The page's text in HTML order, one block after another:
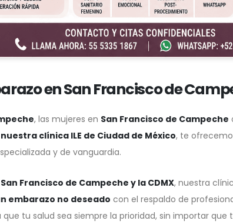
en San Francisco de
, las mujeres en San Francisco de Campeche
nuestra clínica ILE de Ciudad de México, te
y de vanguardia.
San Francisco de Campeche y la CDMX, nuestra
embarazo no deseado con el respaldo de
tu salud sea siempre la prioridad, sin importar